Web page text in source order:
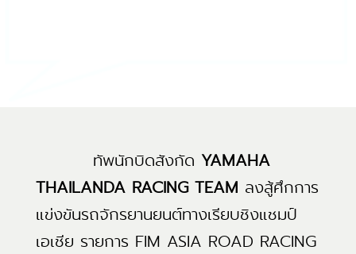
ทัพนักบิดสังกัด YAMAHA
THAILANDA RACING TEAM ลงสู้ศึกการ
แข่งขันรถจักรยานยนต์ทางเรียบชิงแชมป์
เอเชีย รายการ FIM ASIA ROAD RACING